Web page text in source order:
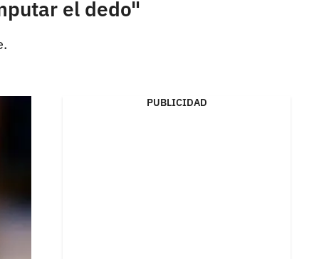
el dedo"
PUBLICIDAD